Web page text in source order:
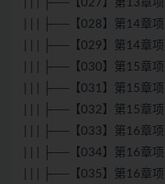
| | | ├──【027】第13章
| | | ├──【028】第14章
| | | ├──【029】第14章
| | | ├──【030】第15章
| | | ├──【031】第15章
| | | ├──【032】第15章
| | | ├──【033】第16章
| | | ├──【034】第16章
| | | ├──【035】第16章